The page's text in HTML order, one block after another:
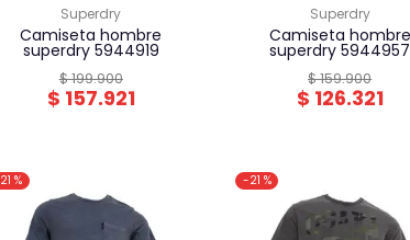
superdry
camiseta hombre
superdry 5944919
$199.900
$ 157.921
superdry
camiseta hombre
superdry 5944957
$159.900
$ 126.321
21 % -21 %